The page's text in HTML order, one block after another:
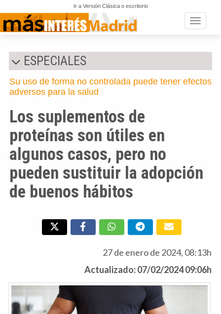
Ir a Versión Clásica o escritorio
Toggle
ESPECIALES
Su uso de forma no controlada puede tener efectos
adversos para la salud
Los suplementos de
proteínas son útiles en
algunos casos, pero no
pueden sustituir la adopción
de buenos hábitos
27 de enero de 2024, 08:13h
Actualizado: 07/02/2024 09:06h